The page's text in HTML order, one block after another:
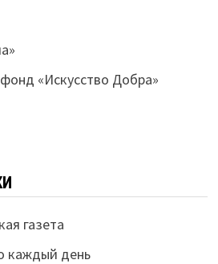
«Искусство Добра»
газета
каждый день